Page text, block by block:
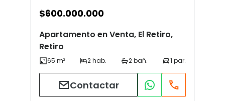
$600.000.000
Apartamento en Venta, El Retiro,
Retiro
Contactar